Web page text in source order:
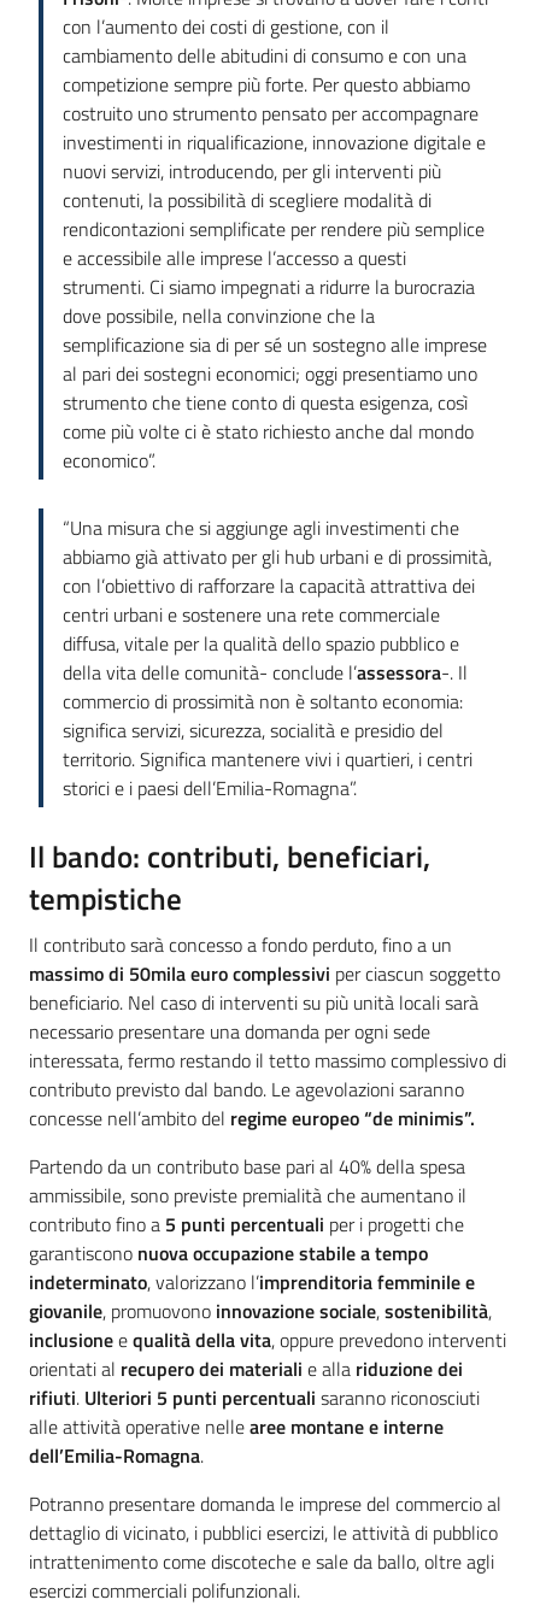
con l’aumento dei costi di gestione, con il
cambiamento delle abitudini di consumo e con una
competizione sempre più forte. Per questo abbiamo
costruito uno strumento pensato per accompagnare
investimenti in riqualificazione, innovazione digitale e
nuovi servizi, introducendo, per gli interventi più
contenuti, la possibilità di scegliere modalità di
rendicontazioni semplificate per rendere più semplice
e accessibile alle imprese l’accesso a questi
strumenti. Ci siamo impegnati a ridurre la burocrazia
dove possibile, nella convinzione che la
semplificazione sia di per sé un sostegno alle imprese
al pari dei sostegni economici; oggi presentiamo uno
strumento che tiene conto di questa esigenza, così
come più volte ci è stato richiesto anche dal mondo
economico”.
“Una misura che si aggiunge agli investimenti che
abbiamo già attivato per gli hub urbani e di prossimità,
con l’obiettivo di rafforzare la capacità attrattiva dei
centri urbani e sostenere una rete commerciale
diffusa, vitale per la qualità dello spazio pubblico e
della vita delle comunità- conclude l’assessora-. Il
commercio di prossimità non è soltanto economia:
significa servizi, sicurezza, socialità e presidio del
territorio. Significa mantenere vivi i quartieri, i centri
storici e i paesi dell’Emilia-Romagna”.
Il bando: contributi, beneficiari,
tempistiche
Il contributo sarà concesso a fondo perduto, fino a un
massimo di 50mila euro complessivi per ciascun soggetto
beneficiario. Nel caso di interventi su più unità locali sarà
necessario presentare una domanda per ogni sede
interessata, fermo restando il tetto massimo complessivo di
contributo previsto dal bando. Le agevolazioni saranno
concesse nell’ambito del regime europeo “de minimis”.
Partendo da un contributo base pari al 40% della spesa
ammissibile, sono previste premialità che aumentano il
contributo fino a 5 punti percentuali per i progetti che
garantiscono nuova occupazione stabile a tempo
indeterminato, valorizzano l’imprenditoria femminile e
giovanile, promuovono innovazione sociale,sostenibilità,
inclusioneequalità della vita, oppure prevedono interventi
orientati al recupero dei materiali e alla riduzione dei
rifiuti. Ulteriori 5 punti percentuali saranno riconosciuti
alle attività operative nellearee montane e interne
dell’Emilia-Romagna.
Potranno presentare domanda le imprese del commercio al
dettaglio di vicinato, i pubblici esercizi, le attività di pubblico
intrattenimento come discoteche e sale da ballo, oltre agli
esercizi commerciali polifunzionali.